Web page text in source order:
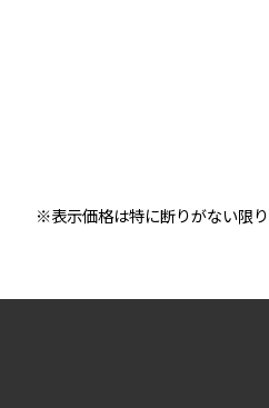
※表示価格は特に断りがない限